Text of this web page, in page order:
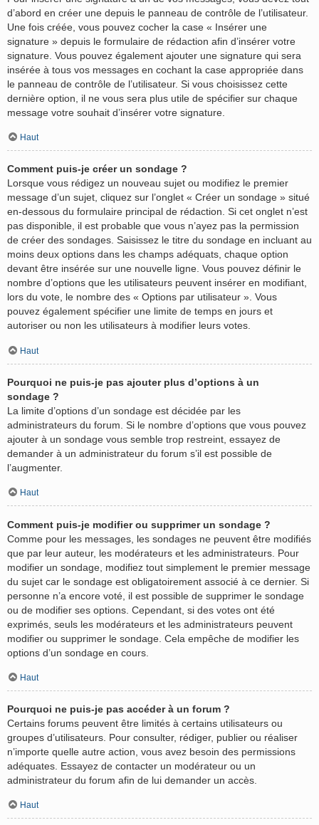
d’abord en créer une depuis le panneau de contrôle de l’utilisateur.
Une fois créée, vous pouvez cocher la case « Insérer une
signature » depuis le formulaire de rédaction afin d’insérer votre
signature. Vous pouvez également ajouter une signature qui sera
insérée à tous vos messages en cochant la case appropriée dans
le panneau de contrôle de l’utilisateur. Si vous choisissez cette
dernière option, il ne vous sera plus utile de spécifier sur chaque
message votre souhait d’insérer votre signature.
Haut
Comment puis-je créer un sondage ?
Lorsque vous rédigez un nouveau sujet ou modifiez le premier
message d’un sujet, cliquez sur l’onglet « Créer un sondage » situé
en-dessous du formulaire principal de rédaction. Si cet onglet n’est
pas disponible, il est probable que vous n’ayez pas la permission
de créer des sondages. Saisissez le titre du sondage en incluant au
moins deux options dans les champs adéquats, chaque option
devant être insérée sur une nouvelle ligne. Vous pouvez définir le
nombre d’options que les utilisateurs peuvent insérer en modifiant,
lors du vote, le nombre des « Options par utilisateur ». Vous
pouvez également spécifier une limite de temps en jours et
autoriser ou non les utilisateurs à modifier leurs votes.
Haut
Pourquoi ne puis-je pas ajouter plus d’options à un
sondage ?
La limite d’options d’un sondage est décidée par les
administrateurs du forum. Si le nombre d’options que vous pouvez
ajouter à un sondage vous semble trop restreint, essayez de
demander à un administrateur du forum s’il est possible de
l’augmenter.
Haut
Comment puis-je modifier ou supprimer un sondage ?
Comme pour les messages, les sondages ne peuvent être modifiés
que par leur auteur, les modérateurs et les administrateurs. Pour
modifier un sondage, modifiez tout simplement le premier message
du sujet car le sondage est obligatoirement associé à ce dernier. Si
personne n’a encore voté, il est possible de supprimer le sondage
ou de modifier ses options. Cependant, si des votes ont été
exprimés, seuls les modérateurs et les administrateurs peuvent
modifier ou supprimer le sondage. Cela empêche de modifier les
options d’un sondage en cours.
Haut
Pourquoi ne puis-je pas accéder à un forum ?
Certains forums peuvent être limités à certains utilisateurs ou
groupes d’utilisateurs. Pour consulter, rédiger, publier ou réaliser
n’importe quelle autre action, vous avez besoin des permissions
adéquates. Essayez de contacter un modérateur ou un
administrateur du forum afin de lui demander un accès.
Haut